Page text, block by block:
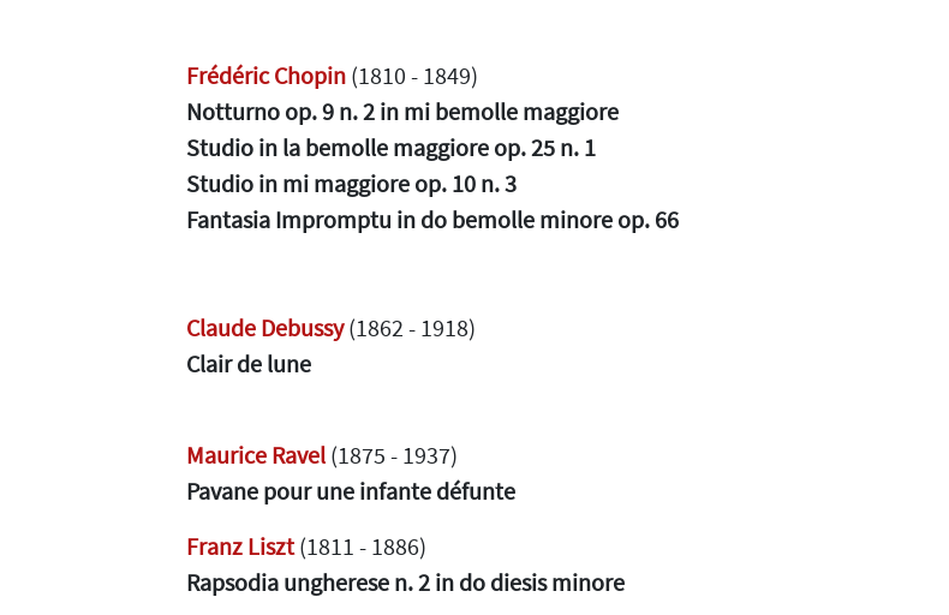
Frédéric Chopin (1810 - 1849)
Notturno op. 9 n. 2 in mi bemolle maggiore
Studio in la bemolle maggiore op. 25 n. 1
Studio in mi maggiore op. 10 n. 3
Fantasia Impromptu in do bemolle minore op. 66
Claude Debussy(1862 - 1918)
Clair de lune
Maurice Ravel (1875 - 1937)
Pavane pour une infante défunte
Franz Liszt(1811 - 1886)
Rapsodia ungherese n. 2 in do diesis minore